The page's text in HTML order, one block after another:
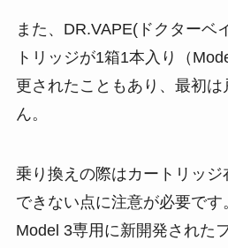
また、DR.VAPE(ドクターベ
トリッジが1箱1本入り（
更されたこともあり、最初
ん。
乗り換えの際はカートリッ
できない点に注意が必要です
Model 3専用に新開発された